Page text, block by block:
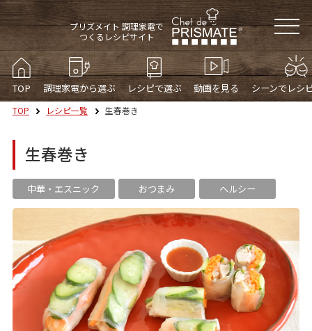
プリズメイト 調理家電で
つくるレシピサイト
TOP 調理家電から選ぶ レシピで選ぶ シーンでレシ
動画を見る
TOP レシピ一覧 生春巻き
生春巻き
中華・エスニック おつまみ ヘルシー